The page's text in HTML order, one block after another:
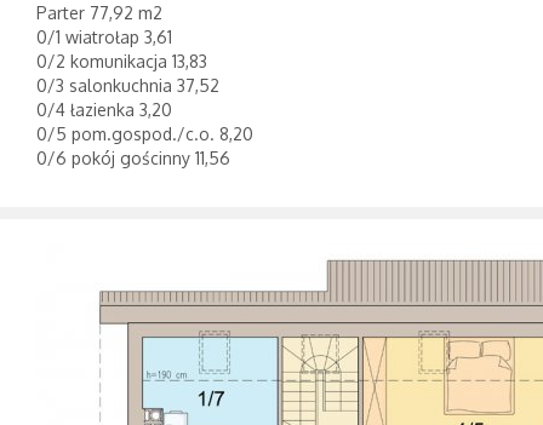
Parter 77,92 m2
0/1 wiatrołap 3,61
0/2 komunikacja 13,83
0/3 salonkuchnia 37,52
0/4 łazienka 3,20
0/5 pom.gospod./c.o. 8,20
0/6 pokój gościnny 11,56